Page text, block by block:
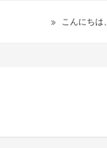
こんにちは、